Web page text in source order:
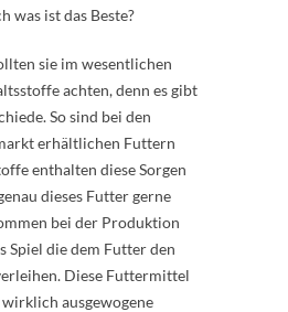
was ist das Beste?
sie im wesentlichen
achten, denn es gibt
So sind bei den
erhältlichen Futtern
enthalten diese Sorgen
dieses Futter gerne
bei der Produktion
Spiel die dem Futter den
Diese Futtermittel
ausgewogene